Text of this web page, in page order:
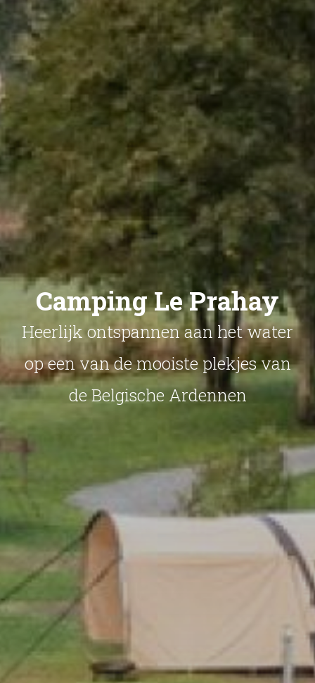
Camping Le Prahay
Heerlijk ontspannen aan het water
op een van de mooiste plekjes van
de Belgische Ardennen